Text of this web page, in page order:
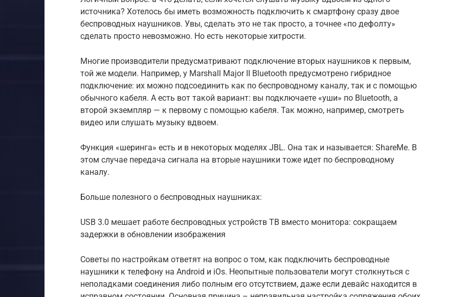
источника? Хотелось бы иметь возможность подключить к смартфону сразу двое
беспроводных наушников. Увы, сделать это не так просто, а точнее «по дефолту»
сделать просто невозможно. Но есть некоторые хитрости.
Многие производители предусматривают подключение вторых наушников к первым,
той же модели. Например, у Marshall Major II Bluetooth предусмотрено гибридное
подключение: их можно подсоединить как по беспроводному каналу, так и с помощью
обычного кабеля. А есть вот такой вариант: вы подключаете «уши» по Bluetooth, а
второй экземпляр — к первому с помощью кабеля. Так можно, например, смотреть
видео или слушать музыку вдвоем.
Функция «шеринга» есть и в некоторых моделях JBL. Она так и называется: ShareMe. В
этом случае передача сигнала на вторые наушники тоже идет по беспроводному
каналу.
Больше полезного о беспроводных наушниках:
USB 3.0 мешает работе беспроводных устройств ТВ вместо монитора: сокращаем
задержки в обновлении изображения
Советы по настройкам ответят на вопрос о том, как подключить беспроводные
наушники к телефону на Android и iOs. Неопытные пользователи могут столкнуться с
неполадками соединения либо полным его отсутствием, даже если девайс находится в